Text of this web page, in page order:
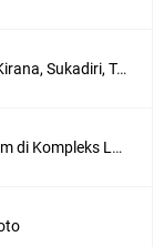
Kolam Pemancingan Bawing Candra Kirana, Sukadiri, Tangerang
Rumah Pos Komando dan Dapur Umum di Kompleks Lubang Buaya Jakarta